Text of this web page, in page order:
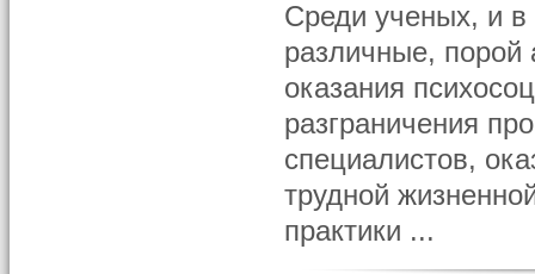
Среди ученых, и в
различные, порой
оказания
разграничения
специалистов,
трудной
практики ...